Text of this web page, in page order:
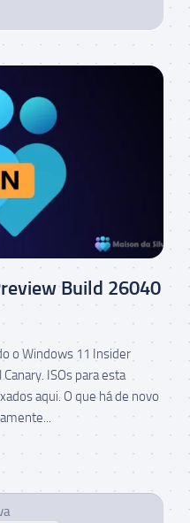
Build 26040
o Windows 11 Insider
ISOs para esta
aqui. O que há de novo